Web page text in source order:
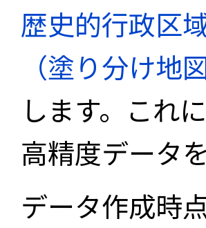
歴史的行政区
（塗り分け地図
します。これ
高精度データ
データ作成時